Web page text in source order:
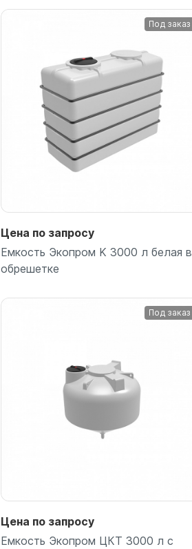
ЦКТ для ферментации
Под заказ
Подробнее
Цена по запросу
Емкость Экопром K 3000 л белая в
обрешетке
Под заказ
Цена по запросу
Емкость Экопром ЦКТ 3000 л с